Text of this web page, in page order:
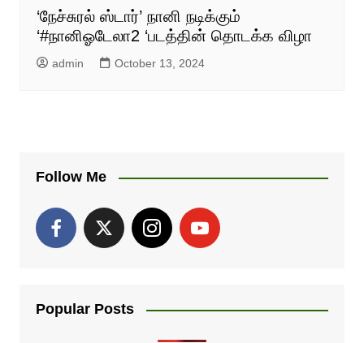
‘நேச்சுரல் ஸ்டார்’ நானி நடிக்கும்
‘#நானிஓடேலா2 ‘படத்தின் தொடக்க விழா
admin October 13, 2024
Follow Me
Popular Posts